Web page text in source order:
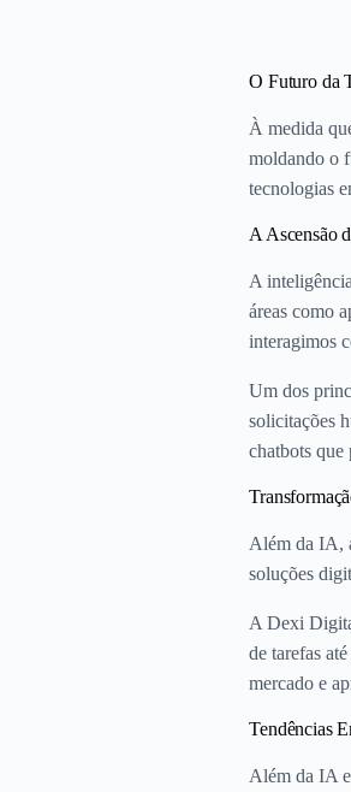
O Futuro da
À medida
moldando o
tecnologias
A Ascensão
A
áreas como
interagimos
Um dos
solicitações
chatbots que
Além da IA,
soluções
A Dexi
de tarefas
mercado e
Tendências
Além da IA